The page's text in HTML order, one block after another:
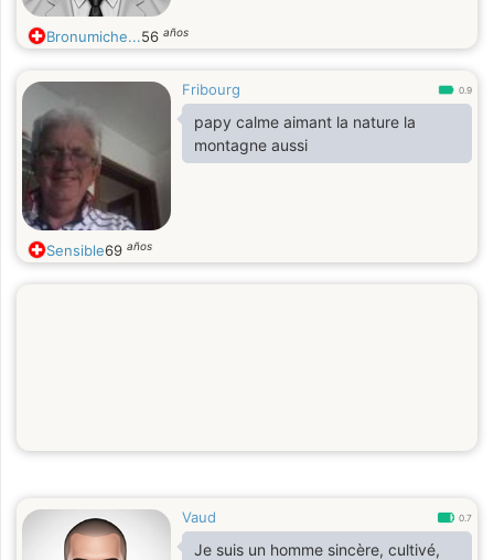
Bronumiche...56 años
Fribourg 0.9
papy calme aimant la nature la
montagne aussi
Sensible69 años
Vaud 0.7
Je suis un homme sincère, cultivé,